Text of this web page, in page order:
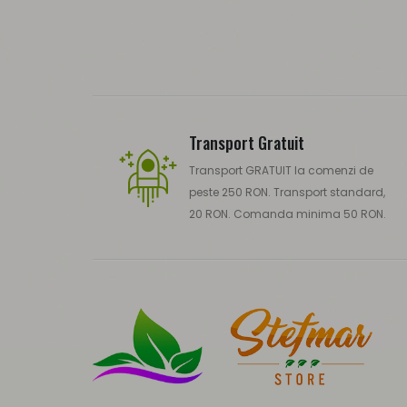
Transport Gratuit
Transport GRATUIT la comenzi de
peste 250 RON. Transport standard,
20 RON. Comanda minima 50 RON.